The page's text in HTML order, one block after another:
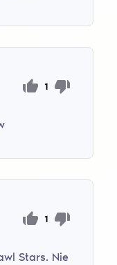
1
1
Stars. Nie